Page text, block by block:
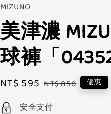
MIZUNO
美津濃
球褲「
Sale
price
NT$ 595 Regular
NT$ 850 優惠
安全支付